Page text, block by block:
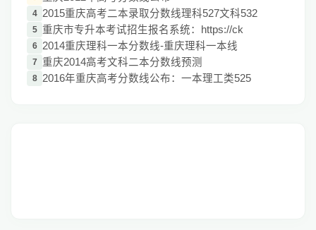
4 2015重庆高考二本录取分数线理科527文科532
5 重庆市专升本考试招生报名系统：https://ck
6 2014重庆理科一本分数线-重庆理科一本线
7 重庆2014高考文科二本分数线预测
8 2016年重庆高考分数线公布：一本理工类525